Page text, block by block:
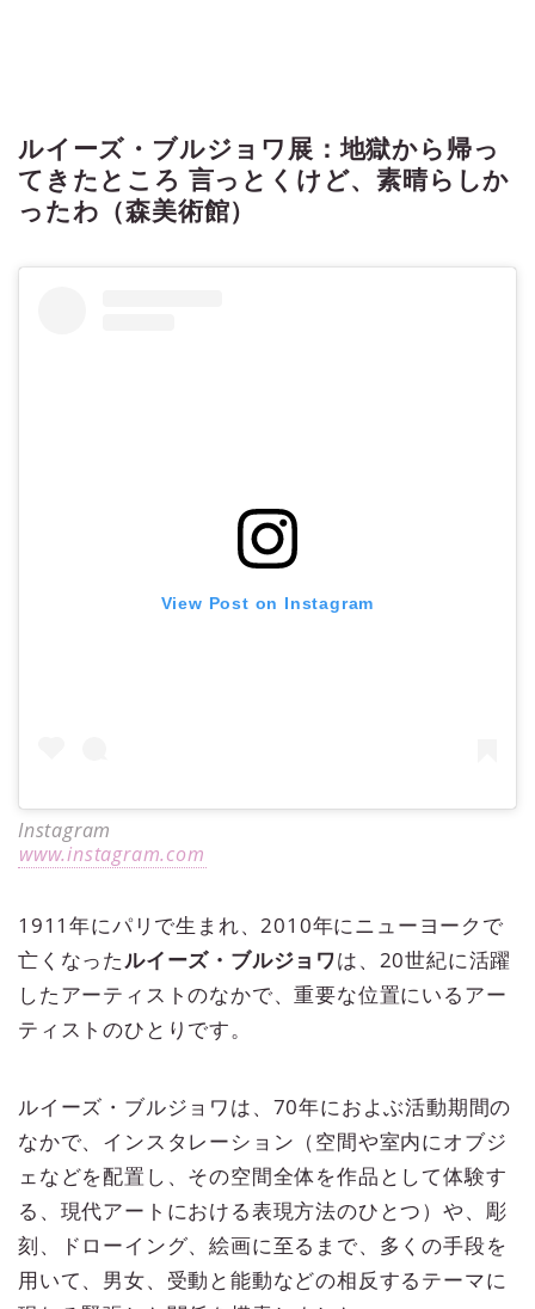
ルイーズ・ブルジョワ展：地獄から帰っ
てきたところ 言っとくけど、素晴らしか
ったわ（森美術館）
View Post on Instagram
Instagram
www.instagram.com
1911年にパリで生まれ、2010年にニューヨークで
亡くなったルイーズ・ブルジョワは、20世紀に活躍
したアーティストのなかで、重要な位置にいるアー
ティストのひとりです。
ルイーズ・ブルジョワは、70年におよぶ活動期間の
なかで、インスタレーション（空間や室内にオブジ
ェなどを配置し、その空間全体を作品として体験す
る、現代アートにおける表現方法のひとつ）や、彫
刻、ドローイング、絵画に至るまで、多くの手段を
用いて、男女、受動と能動などの相反するテーマに